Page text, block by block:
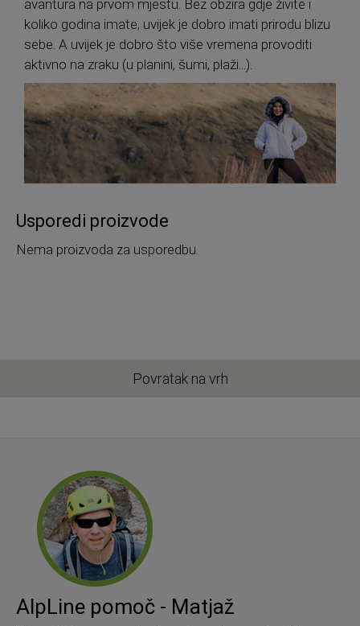
avantura na prvom mjestu. Bez obzira gdje živite i
koliko godina imate, uvijek je dobro imati prirodu blizu
sebe. A uvijek je dobro što više vremena provoditi
aktivno na zraku (u planini, šumi, plaži...).
Usporedi proizvode
Nema proizvoda za usporedbu.
Povratak na vrh
AlpLine pomoč - Matjaž